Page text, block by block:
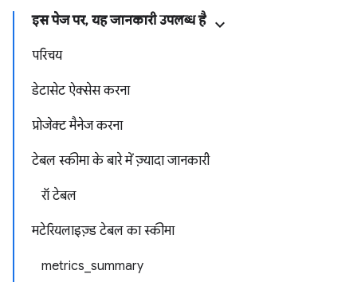
इस पेज पर, यह जानकारी उपलब्ध है
परिचय
डेटासेट ऐक्सेस करना
प्रोजेक्ट मैनेज करना
टेबल स्कीमा के बारे में ज़्यादा जानकारी
रॉ टेबल
मटेरियलाइज़्ड टेबल का स्कीमा
metrics_summary